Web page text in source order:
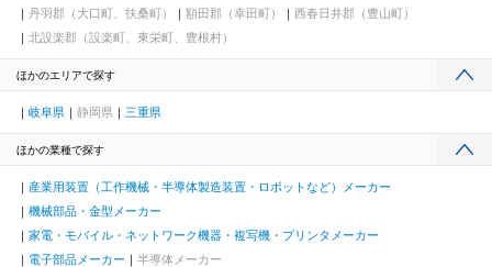
丹羽郡（大口町、扶桑町）
額田郡（幸田町）
西春日井郡（豊山町）
北設楽郡（設楽町、東栄町、豊根村）
ほかのエリアで探す
岐阜県 静岡県 三重県
ほかの業種で探す
産業用装置（工作機械・半導体製造装置・ロボットなど）メーカー
機械部品・金型メーカー
家電・モバイル・ネットワーク機器・複写機・プリンタメーカー
電子部品メーカー
半導体メーカー